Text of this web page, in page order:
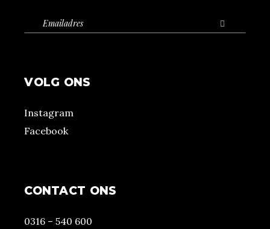
VOLG ONS
Instagram
Facebook
CONTACT ONS
0316 – 540 600